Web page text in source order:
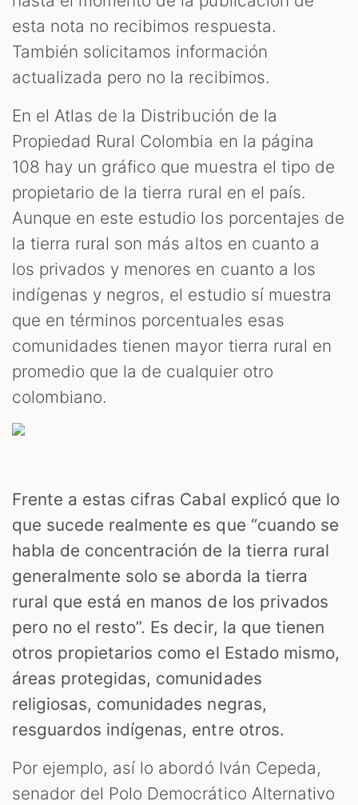
esta nota no recibimos respuesta.
También solicitamos información
actualizada pero no la recibimos.
En el Atlas de la Distribución de la
Propiedad Rural Colombia en la página
108 hay un gráfico que muestra el tipo de
propietario de la tierra rural en el país.
Aunque en este estudio los porcentajes de
la tierra rural son más altos en cuanto a
los privados y menores en cuanto a los
indígenas y negros, el estudio sí muestra
que en términos porcentuales esas
comunidades tienen mayor tierra rural en
promedio que la de cualquier otro
colombiano.
Frente a estas cifras Cabal explicó que lo
que sucede realmente es que “cuando se
habla de concentración de la tierra rural
generalmente solo se aborda la tierra
rural que está en manos de los privados
pero no el resto”. Es decir, la que tienen
otros propietarios como el Estado mismo,
áreas protegidas, comunidades
religiosas, comunidades negras,
resguardos indígenas, entre otros.
Por ejemplo, así lo abordó Iván Cepeda,
senador del Polo Democrático Alternativo